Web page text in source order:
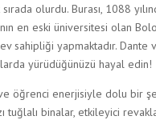
olurdu. Burası, 1088
en eski üniversitesi olan
sahipliği yapmaktadır. Dante
yürüdüğünüzü hayal edin!
öğrenci enerjisiyle dolu bir
tuğlalı binalar, etkileyici